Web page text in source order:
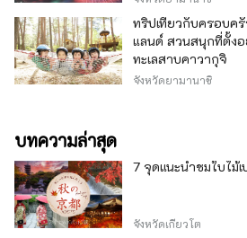
ทริปเที่ยวกับครอบค
แลนด์ สวนสนุกที่ตั้งอ
ทะเลสาบคาวากุจิ
จังหวัดยามานาชิ
บทความล่าสุด
7 จุดแนะนำชมใบไม้
จังหวัดเกียวโต